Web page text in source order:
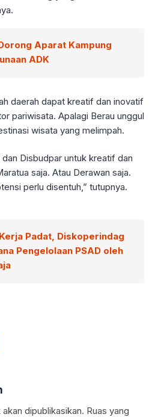
Aparat Kampung
ADK
daerah dapat kreatif dan inovatif
pariwisata. Apalagi Berau unggul
wisata yang melimpah.
Disbudpar untuk kreatif dan
saja. Atau Derawan saja.
perlu disentuh,” tutupnya.
Padat, Diskoperindag
Pengelolaan PSAD oleh
dipublikasikan. Ruas yang